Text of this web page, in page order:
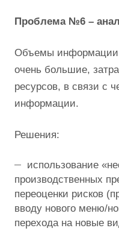
Проблема №6 –
Объемы информации
очень большие,
ресурсов, в связи с
информации.
Решения:
использование
производственных
переоценки рисков
вводу нового меню/
перехода на новые